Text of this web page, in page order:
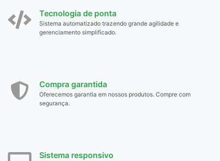
Tecnologia de ponta
Sistema automatizado trazendo grande agilidade e
gerenciamento simplificado.
Compra garantida
Oferecemos garantia em nossos produtos. Compre com
segurança.
Sistema responsivo